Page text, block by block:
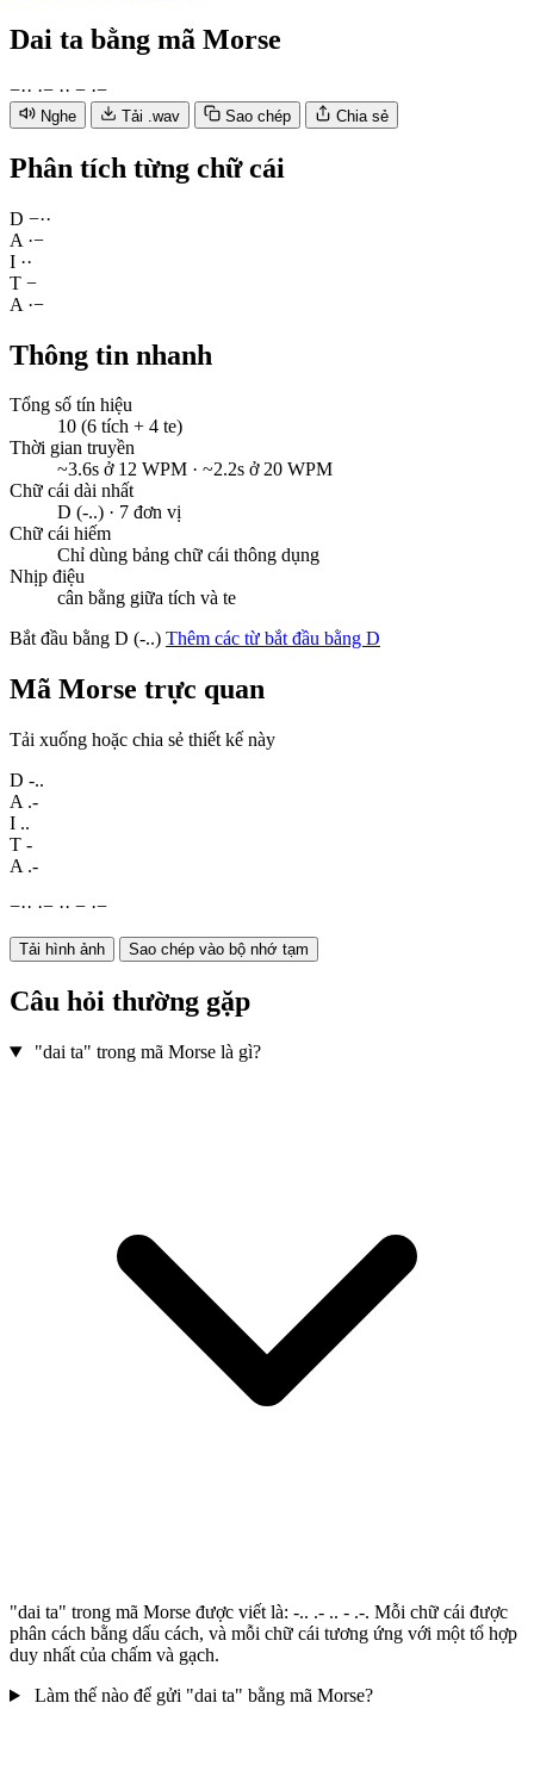
Dai ta bằng mã Morse
−·· ·− ·· − ·−
Nghe Tải .wav Sao chép Chia sẻ
Phân tích từng chữ cái
D −··
A ·−
I ··
T −
A ·−
Thông tin nhanh
Tổng số tín hiệu
10 (6 tích + 4 te)
Thời gian truyền
~3.6s ở 12 WPM · ~2.2s ở 20 WPM
Chữ cái dài nhất
D (-..) · 7 đơn vị
Chữ cái hiếm
Chỉ dùng bảng chữ cái thông dụng
Nhịp điệu
cân bằng giữa tích và te
Bắt đầu bằng D (-..) Thêm các từ bắt đầu bằng D
Mã Morse trực quan
Tải xuống hoặc chia sẻ thiết kế này
D -..
A .-
I ..
T -
A .-
−·· ·− ·· − ·−
Tải hình ảnh Sao chép vào bộ nhớ tạm
Câu hỏi thường gặp
"dai ta" trong mã Morse là gì?
"dai ta" trong mã Morse được viết là: -.. .- .. - .-. Mỗi chữ cái được
phân cách bằng dấu cách, và mỗi chữ cái tương ứng với một tổ hợp
duy nhất của chấm và gạch.
Làm thế nào để gửi "dai ta" bằng mã Morse?